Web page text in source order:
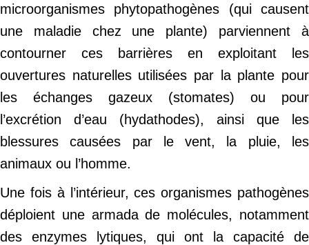
microorganismes phytopathogènes (qui causent
une maladie chez une plante) parviennent à
contourner ces barrières en exploitant les
ouvertures naturelles utilisées par la plante pour
les échanges gazeux (stomates) ou pour
l’excrétion d’eau (hydathodes), ainsi que les
blessures causées par le vent, la pluie, les
animaux ou l’homme.
Une fois à l’intérieur, ces organismes pathogènes
déploient une armada de molécules, notamment
des enzymes lytiques, qui ont la capacité de